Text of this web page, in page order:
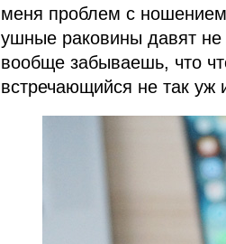
меня проблем с
ушные раковины давят
вообще забываешь, что
встречающийся не так уж